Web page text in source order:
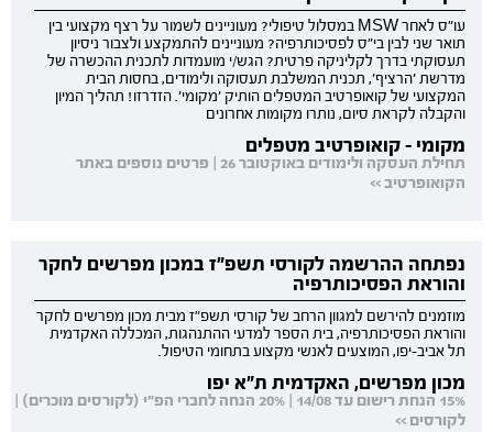
עו"ס לאחר MSW במסלול טיפולי? מעוניינים לשמור על רצף מקצועי בין
תואר שני לבין בי"ס לפסיכותרפיה? מעוניינים להתמקצע ולצבור ניסיון
תעסוקתי בדרך לקליניקה פרטית? הגש/י מועמדות לתכנית ההכשרה של
מדרשת 'הרציף', תכנית המשלבת תעסוקה ולימודים, בחסות הבית
המקצועי של קואופרטיב המטפלים הותיק 'מקומי'. הזדרזו! תהליך המיון
והקבלה לקראת סיום, נותרו מקומות אחרונים
מקומי - קואופרטיב מטפלים
תחילת העסקה ולימודים באוקטובר 26 | פרטים נוספים באתר
הקואופרטיב >>
נפתחה ההרשמה לקורסי תשפ"ז במכון מפרשים לחקר
והוראת הפסיכותרפיה
מוזמנים להירשם למגוון הרחב של קורסי תשפ"ז מבית מכון מפרשים לחקר
והוראת הפסיכותרפיה, בית הספר למדעי ההתנהגות, המכללה האקדמית
תל אביב-יפו, המוצעים לאנשי מקצוע בתחומי הטיפול.
מכון מפרשים, האקדמית ת"א יפו
15% הנחת רישום עד 14/08 | 20% הנחה לחברי הפ"י (לקורסים מוכרים) |
לקורסים >>